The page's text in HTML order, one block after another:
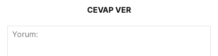
CEVAP VER